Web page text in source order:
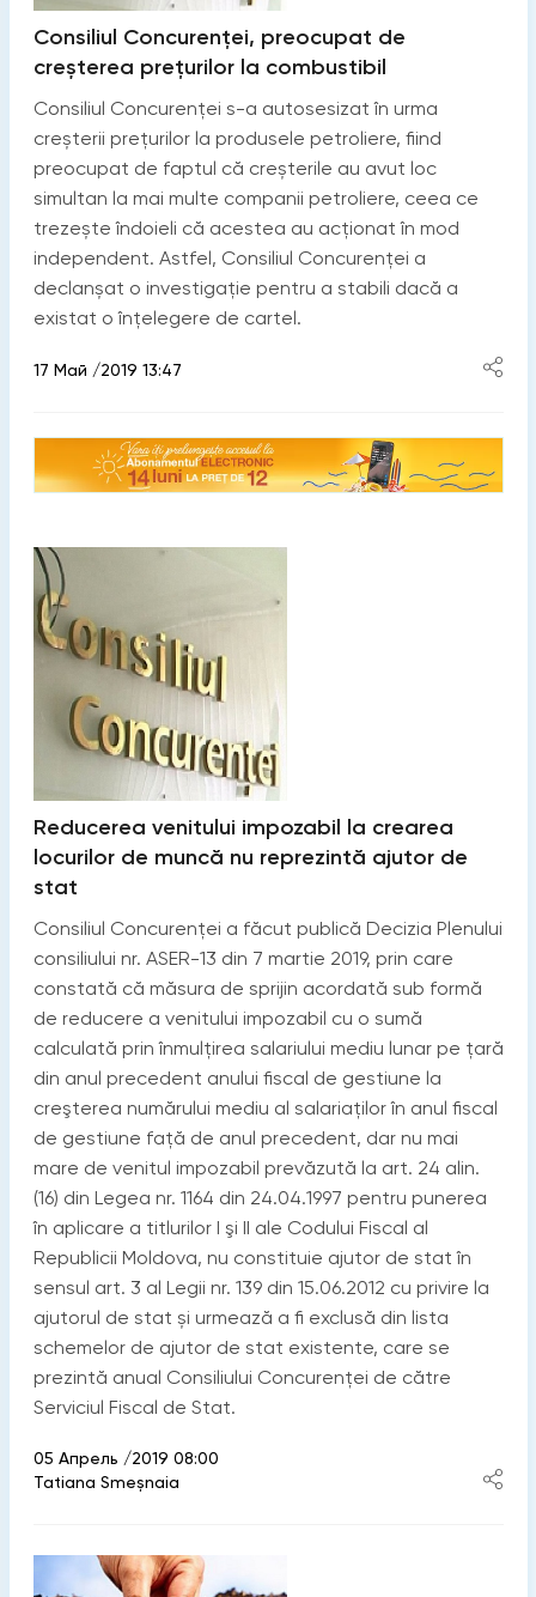
Consiliul Concurenței, preocupat de
creșterea prețurilor la combustibil
Consiliul Concurenței s-a autosesizat în urma
creșterii prețurilor la produsele petroliere, fiind
preocupat de faptul că creșterile au avut loc
simultan la mai multe companii petroliere, ceea ce
trezește îndoieli că acestea au acționat în mod
independent. Astfel, Consiliul Concurenței a
declanșat o investigație pentru a stabili dacă a
existat o înțelegere de cartel.
17 Май /2019 13:47
Reducerea venitului impozabil la crearea
locurilor de muncă nu reprezintă ajutor de
stat
Consiliul Concurenței a făcut publică Decizia Plenului
consiliului nr. ASER-13 din 7 martie 2019, prin care
constată că măsura de sprijin acordată sub formă
de reducere a venitului impozabil cu o sumă
calculată prin înmulţirea salariului mediu lunar pe ţară
din anul precedent anului fiscal de gestiune la
creşterea numărului mediu al salariaţilor în anul fiscal
de gestiune faţă de anul precedent, dar nu mai
mare de venitul impozabil prevăzută la art. 24 alin.
(16) din Legea nr. 1164 din 24.04.1997 pentru punerea
în aplicare a titlurilor I şi II ale Codului Fiscal al
Republicii Moldova, nu constituie ajutor de stat în
sensul art. 3 al Legii nr. 139 din 15.06.2012 cu privire la
ajutorul de stat și urmează a fi exclusă din lista
schemelor de ajutor de stat existente, care se
prezintă anual Consiliului Concurenței de către
Serviciul Fiscal de Stat.
05 Апрель /2019 08:00
Tatiana Smeșnaia